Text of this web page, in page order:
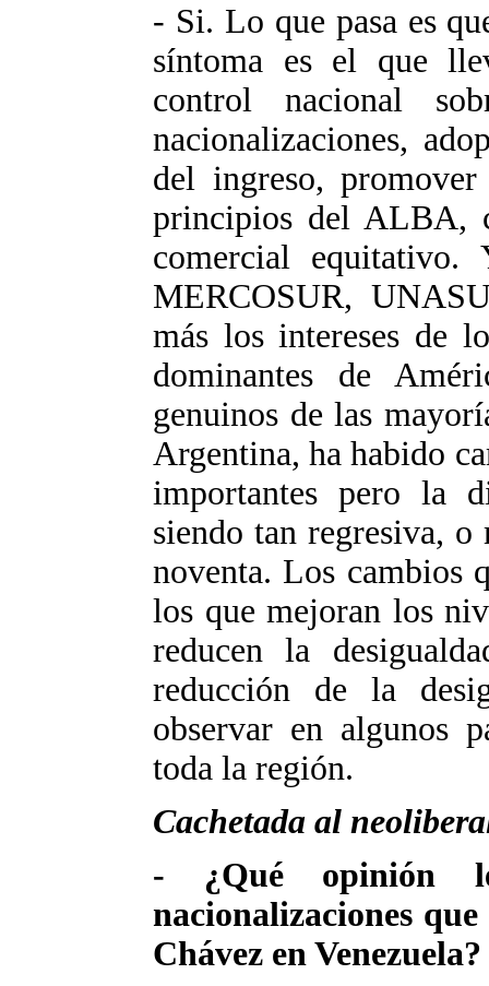
- Si. Lo que pasa es
síntoma es el que
control nacional
nacionalizaciones,
del ingreso,
principios del ALBA,
comercial
MERCOSUR,
más los intereses de
dominantes de
genuinos de las
Argentina, ha habido
importantes pero la
siendo tan regresiva, o
noventa. Los cambios
los que mejoran los
reducen la
reducción de la
observar en algunos
toda la región.
Cachetada al
- ¿Qué opinión
nacionalizaciones
Chávez en Venezuela?